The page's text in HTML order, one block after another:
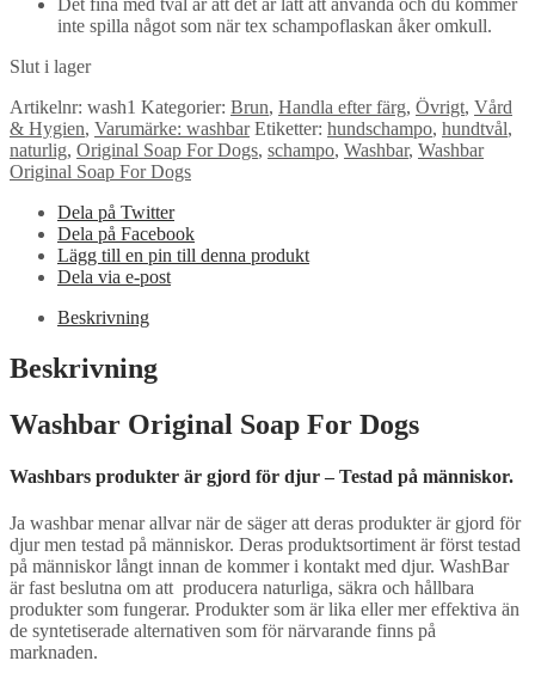
inte spilla något som när tex schampoflaskan åker omkull.
Slut i lager
Artikelnr: wash1 Kategorier: Brun, Handla efter färg, Övrigt, Vård
& Hygien, Varumärke: washbar Etiketter: hundschampo, hundtvål,
naturlig, Original Soap For Dogs, schampo, Washbar, Washbar
Original Soap For Dogs
Dela på Twitter
Dela på Facebook
Lägg till en pin till denna produkt
Dela via e-post
Beskrivning
Beskrivning
Washbar Original Soap For Dogs
Washbars produkter är gjord för djur – Testad på människor.
Ja washbar menar allvar när de säger att deras produkter är gjord för
djur men testad på människor. Deras produktsortiment är först testad
på människor långt innan de kommer i kontakt med djur. WashBar
är fast beslutna om att producera naturliga, säkra och hållbara
produkter som fungerar. Produkter som är lika eller mer effektiva än
de syntetiserade alternativen som för närvarande finns på
marknaden.